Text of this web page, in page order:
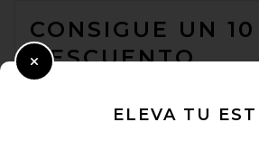
CONSIGUE UN 10
DESCUENTO
electrónico. Puede retirarse en cualquier
ELEVA TU
Close Modal